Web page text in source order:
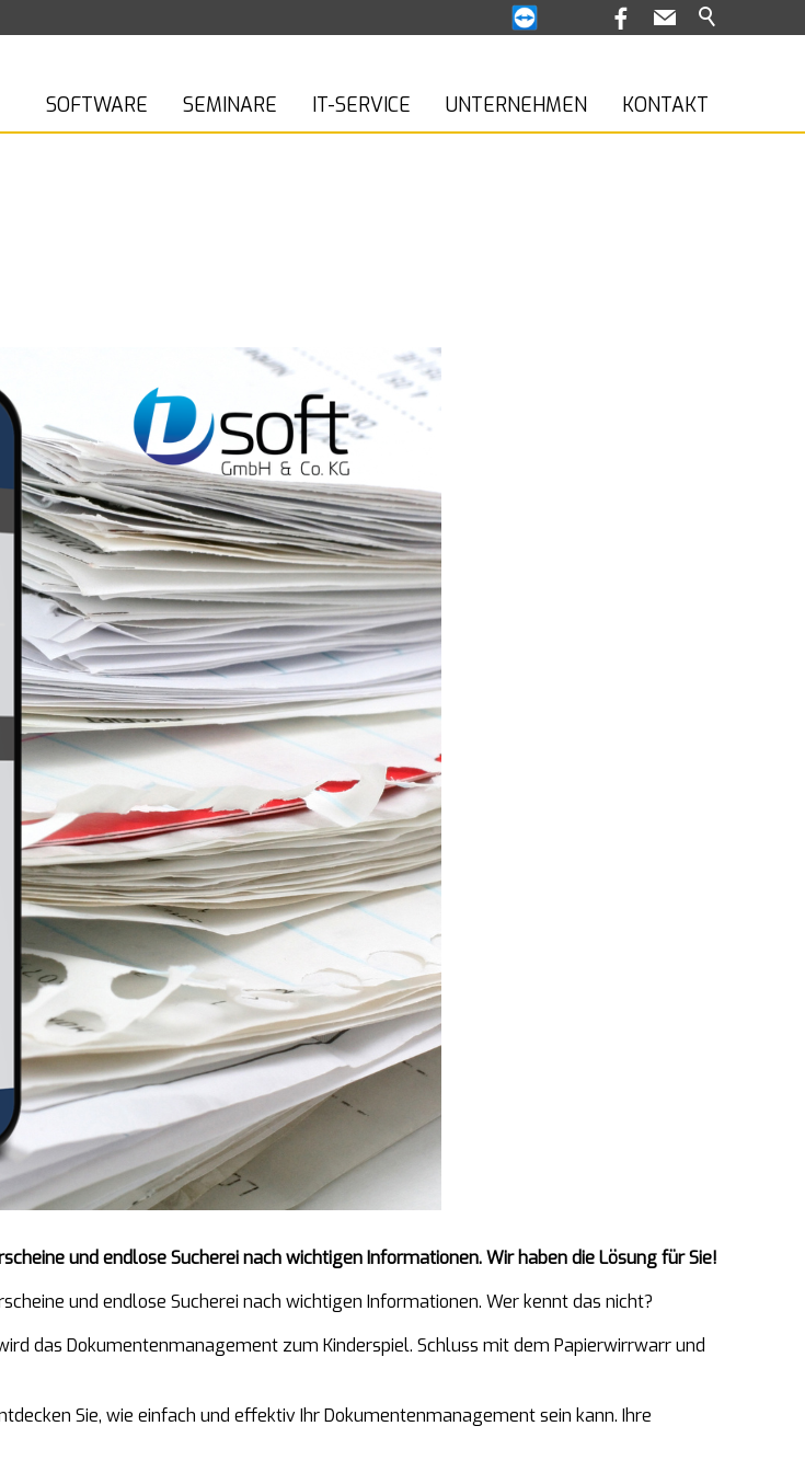
SOFTWARE SEMINARE IT-SERVICE UNTERNEHMEN KONTAKT
und endlose Sucherei nach wichtigen Informationen. Wir haben die Lösung für Sie!
und endlose Sucherei nach wichtigen Informationen. Wer kennt das nicht?
das Dokumentenmanagement zum Kinderspiel. Schluss mit dem Papierwirrwarr und
Sie, wie einfach und effektiv Ihr Dokumentenmanagement sein kann. Ihre